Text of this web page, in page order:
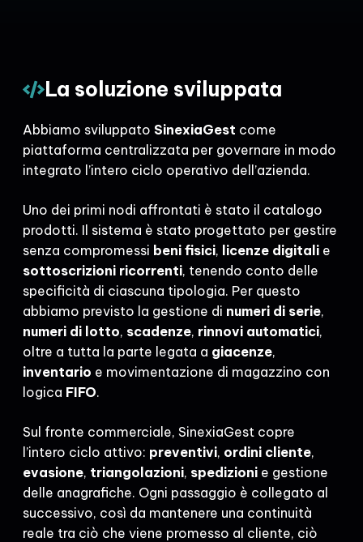
La soluzione sviluppata
Abbiamo sviluppato SinexiaGest come
piattaforma centralizzata per governare in modo
integrato l’intero ciclo operativo dell’azienda.
Uno dei primi nodi affrontati è stato il catalogo
prodotti. Il sistema è stato progettato per gestire
senza compromessi beni fisici, licenze digitali e
sottoscrizioni ricorrenti, tenendo conto delle
specificità di ciascuna tipologia. Per questo
abbiamo previsto la gestione di numeri di serie,
numeri di lotto, scadenze, rinnovi automatici,
oltre a tutta la parte legata a giacenze,
inventario e movimentazione di magazzino con
logica FIFO.
Sul fronte commerciale, SinexiaGest copre
l’intero ciclo attivo: preventivi, ordini cliente,
evasione, triangolazioni, spedizioni e gestione
delle anagrafiche. Ogni passaggio è collegato al
successivo, così da mantenere una continuità
reale tra ciò che viene promesso al cliente, ciò